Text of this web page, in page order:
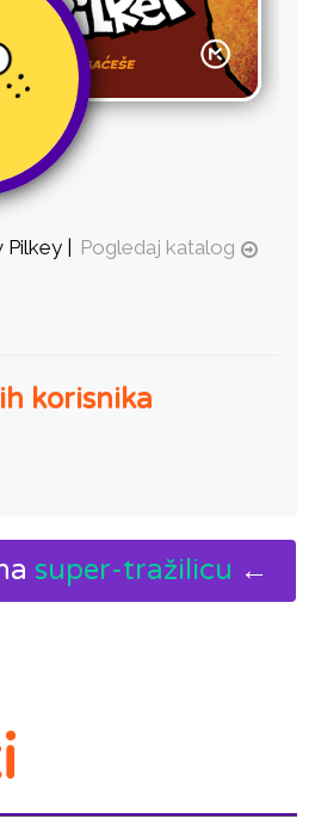
Pilkey | Pogledaj katalog
korisnika
super-tražilicu ←